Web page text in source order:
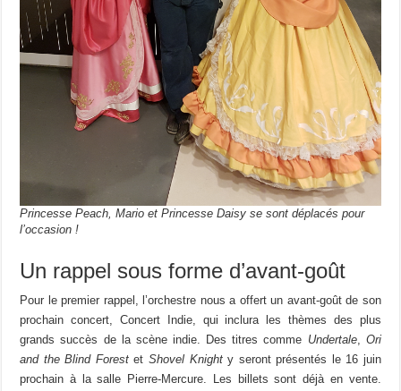
Princesse Peach, Mario et Princesse Daisy se sont déplacés pour
l’occasion !
Un rappel sous forme d’avant-goût
Pour le premier rappel, l’orchestre nous a offert un avant-goût de son
prochain concert, Concert Indie, qui inclura les thèmes des plus
grands succès de la scène indie. Des titres comme Undertale, Ori
and the Blind Forestet Shovel Knighty seront présentés le 16 juin
prochain à la salle Pierre-Mercure. Les billets sont déjà en vente.